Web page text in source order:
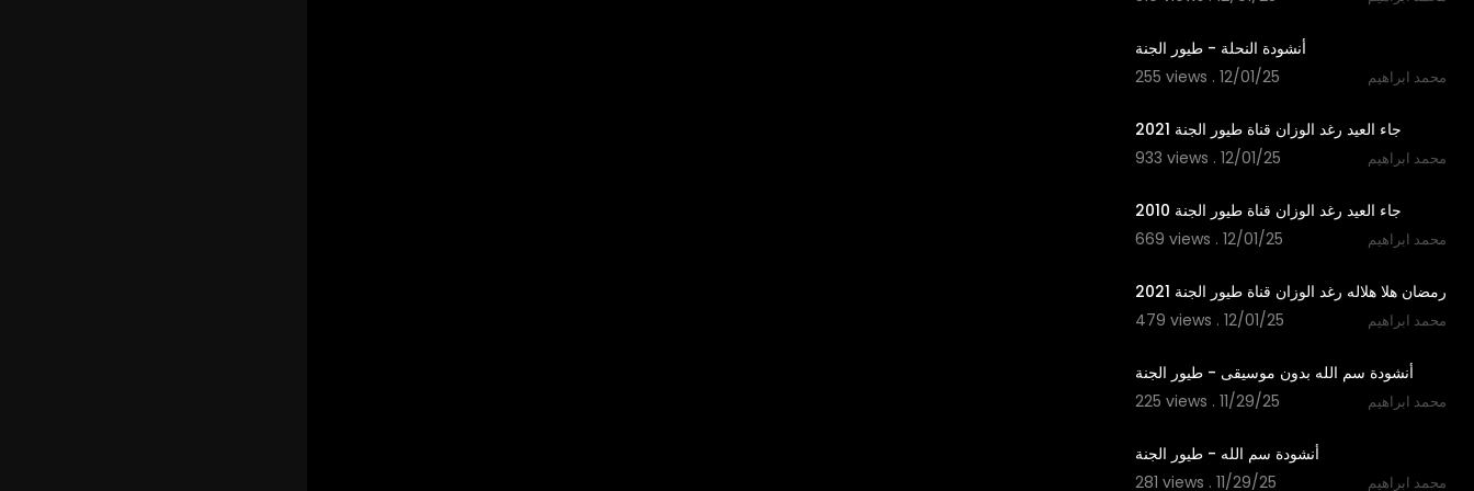
أنشودة النحلة - طيور الجنة
255 views . 12/01/25
محمد ابراهيم
جاء العيد رغد الوزان قناة طيور الجنة 2021
933 views . 12/01/25
محمد ابراهيم
جاء العيد رغد الوزان قناة طيور الجنة 2010
669 views . 12/01/25
محمد ابراهيم
رمضان هلا هلاله رغد الوزان قناة طيور الجنة 2021
479 views . 12/01/25
محمد ابراهيم
أنشودة سم الله بدون موسيقى - طيور الجنة
225 views . 11/29/25
محمد ابراهيم
أنشودة سم الله - طيور الجنة
281 views . 11/29/25
محمد ابراهيم